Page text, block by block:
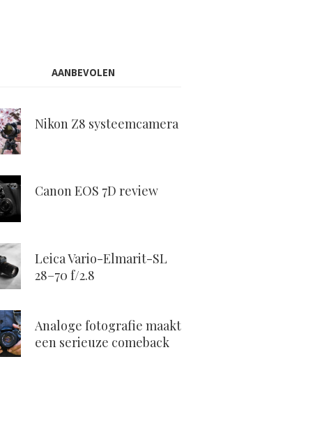
AANBEVOLEN
Nikon Z8 systeemcamera
Canon EOS 7D review
Leica Vario-Elmarit-SL
28–70 f/2.8
Analoge fotografie maakt
een serieuze comeback